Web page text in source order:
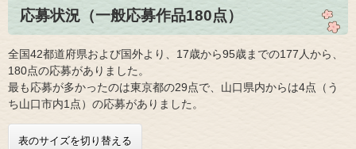
応募状況（一般応募作品180点）
全国42都道府県および国外より、17歳から95歳までの177人から、
180点の応募がありました。
最も応募が多かったのは東京都の29点で、山口県内からは4点（う
ち山口市内1点）の応募がありました。
表のサイズを切り替える